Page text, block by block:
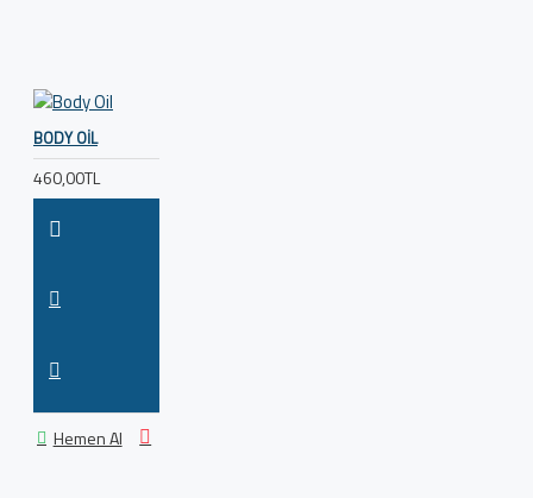
BODY OIL
460,00TL
Hemen Al